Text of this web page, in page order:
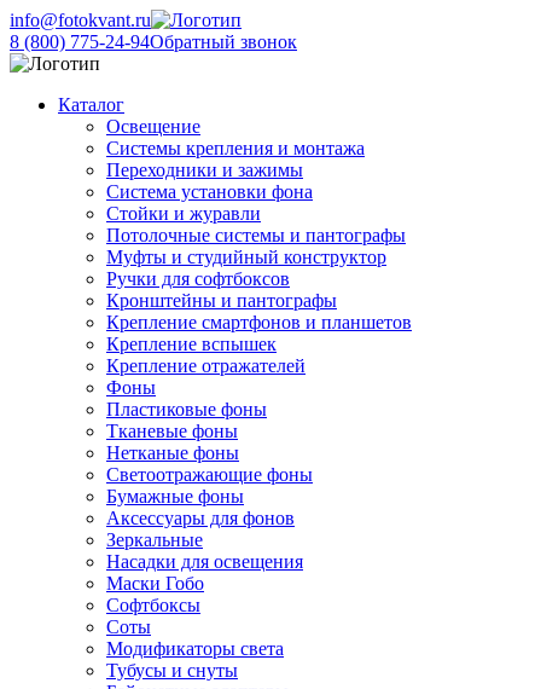
info@fotokvant.ru
8 (800) 775-24-94Обратный звонок
Каталог
Освещение
Системы крепления и монтажа
Переходники и зажимы
Система установки фона
Стойки и журавли
Потолочные системы и пантографы
Муфты и студийный конструктор
Ручки для софтбоксов
Кронштейны и пантографы
Крепление смартфонов и планшетов
Крепление вспышек
Крепление отражателей
Фоны
Пластиковые фоны
Тканевые фоны
Нетканые фоны
Светоотражающие фоны
Бумажные фоны
Аксессуары для фонов
Зеркальные
Насадки для освещения
Маски Гобо
Софтбоксы
Соты
Модификаторы света
Тубусы и снуты